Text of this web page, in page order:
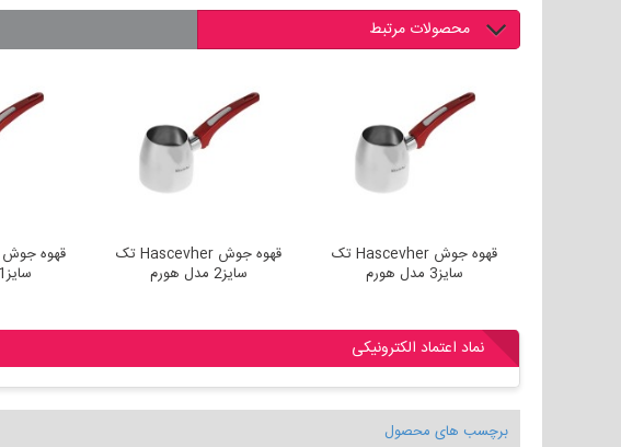
محصولات مرتبط
سایز1 مدل هورم
قهوه جوش Hascevher تک
سایز2 مدل هورم
قهوه جوش Hascevher تک
سایز3 مدل هورم
نماد اعتماد الکترونیکی
برچسب های محصول